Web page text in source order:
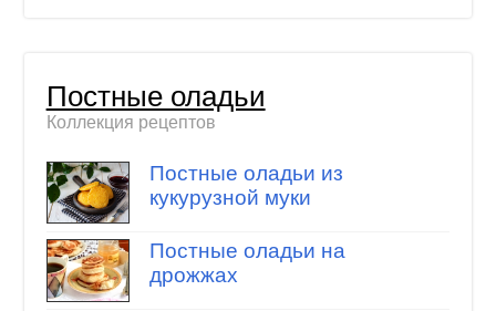
Постные оладьи
Коллекция рецептов
Постные оладьи из
кукурузной муки
Постные оладьи на
дрожжах